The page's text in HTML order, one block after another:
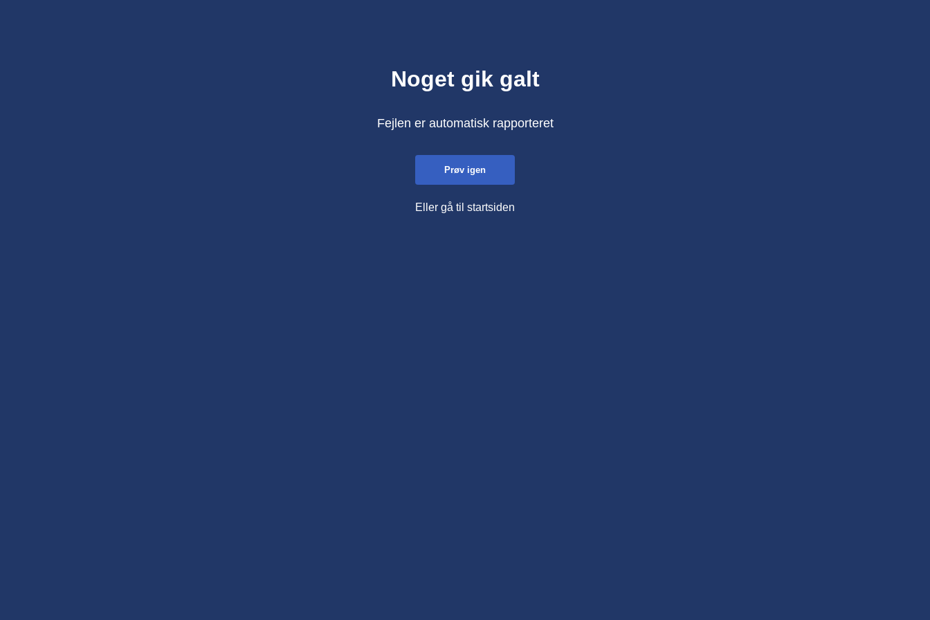
Noget gik galt
Fejlen er automatisk rapporteret
Prøv igen
Eller gå til startsiden